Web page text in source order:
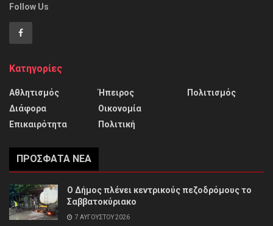
Follow Us
Κατηγορίες
Αθλητισμός
Διάφορα
Επικαιρότητα
Ήπειρος
Οικονομία
Πολιτική
Πολιτισμός
ΠΡΌΣΦΑΤΑ ΝΈΑ
Ο Δήμος πλένει κεντρικούς πεζοδρόμους το
Σαββατοκύριακο
7 ΑΥΓΟΎΣΤΟΥ 2026